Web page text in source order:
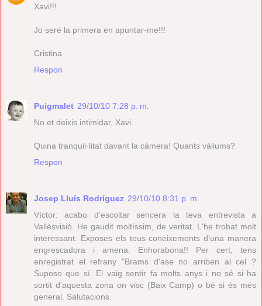
Xavi!!!
Jo seré la primera en apuntar-me!!!
Cristina
Respon
Puigmalet 29/10/10 7:28 p. m.
No et deixis intimidar, Xavi.
Quina tranquil·litat davant la càmera! Quants vàliums?
Respon
Josep Lluís Rodríguez 29/10/10 8:31 p. m.
Víctor: acabo d'escoltar sencera la teva entrevista a
Vallèsvisió. He gaudit moltíssim, de veritat. L'he trobat molt
interessant. Exposes els teus coneixements d'una manera
engrescadora i amena. Enhorabona!! Per cert, tens
enregistrat el refrany "Brams d'ase no arriben al cel ?
Suposo que sí. El vaig sentir fa molts anys i no sé si ha
sortit d'aquesta zona on visc (Baix Camp) o bé si és més
general. Salutacions.